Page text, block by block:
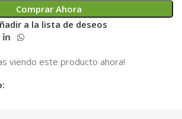
Comprar Ahora
a la lista de deseos
viendo este producto ahora!